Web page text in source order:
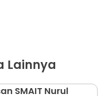
Lainnya
SMAIT Nurul